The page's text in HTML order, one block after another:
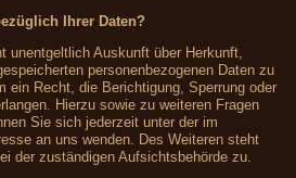
Ihrer Daten?
unentgeltlich Auskunft über Herkunft,
personenbezogenen Daten zu
ein Recht, die Berichtigung, Sperrung oder
Hierzu sowie zu weiteren Fragen
Sie sich jederzeit unter der im
an uns wenden. Des Weiteren steht
der zuständigen Aufsichtsbehörde zu.